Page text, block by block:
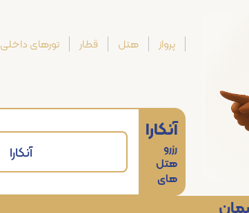
پرواز هتل قطار تورهای داخلی
آنکارا
رزرو
هتل
های
آنکارا